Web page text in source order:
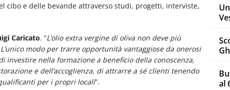
cibo e delle bevande attraverso studi, progetti, interviste,
Caricato. “L’olio extra vergine di oliva non deve più
modo per trarre opportunità vantaggiose da onerosi
nella formazione a beneficio della conoscenza,
e dell’accoglienza, di attrarre a sé clienti tenendo
per i propri locali”.
al